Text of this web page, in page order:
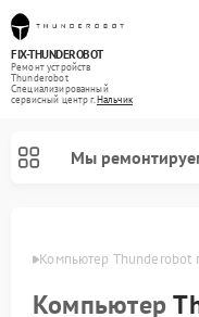
FIX-THUNDEROBOT
Ремонт устройств
Thunderobot
Специализированный
cервисный центр г.Нальчик
Мы
Компьютер Thunderobot
Компьютер